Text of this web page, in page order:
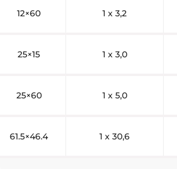
12×60 1 x 3,2
25×15 1 x 3,0
25×60 1 x 5,0
61.5×46.4 1 x 30,6